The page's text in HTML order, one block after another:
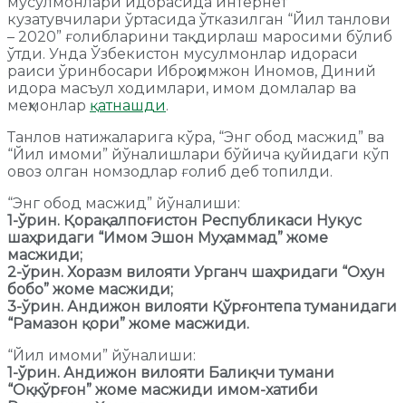
кузатувчилари ўртасида ўтказилган “Йил танлови
– 2020” ғолибларини тақдирлаш маросими бўлиб
ўтди. Унда Ўзбекистон мусулмонлар идораси
раиси ўринбосари Иброҳимжон Иномов, Диний
идора масъул ходимлари, имом домлалар ва
меҳмонлар қатнашди.
Танлов натижаларига кўра, “Энг обод масжид” ва
“Йил имоми” йўналишлари бўйича қуйидаги кўп
овоз олган номзодлар ғолиб деб топилди.
“Энг обод масжид” йўналиши:
1-ўрин. Қорақалпоғистон Республикаси Нукус
шаҳридаги “Имом Эшон Муҳаммад” жоме
масжиди;
2-ўрин. Хоразм вилояти Урганч шаҳридаги “Охун
бобо” жоме масжиди;
3-ўрин. Андижон вилояти Қўрғонтепа туманидаги
“Рамазон қори” жоме масжиди.
“Йил имоми” йўналиши:
1-ўрин. Андижон вилояти Балиқчи тумани
“Оққўрғон” жоме масжиди имом-хатиби